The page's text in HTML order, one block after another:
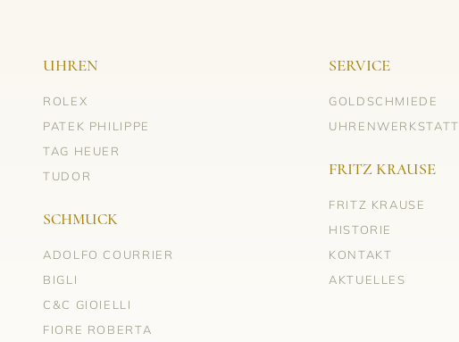
UHREN
ROLEX
PATEK PHILIPPE
TAG HEUER
TUDOR
SCHMUCK
ADOLFO COURRIER
BIGLI
C&C GIOIELLI
FIORE ROBERTA
SERVICE
GOLDSCHMIEDE
UHRENWERKSTATT
FRITZ KRAUSE
FRITZ KRAUSE
HISTORIE
KONTAKT
AKTUELLES